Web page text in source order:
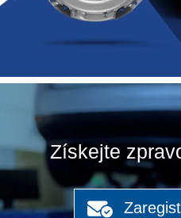
Získejte